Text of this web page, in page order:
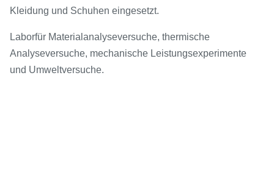
Kleidung und Schuhen eingesetzt.
Laborfür Materialanalyseversuche, thermische
Analyseversuche, mechanische Leistungsexperimente
und Umweltversuche.